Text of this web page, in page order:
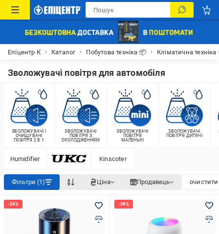
Епіцентр К Каталог Побутова техніка 📦 Кліматична
Зволожувачі повітря для автомобіля
ЗВОЛОЖУВАЧІ І
ОЧИЩУВАЧІ
ПОВІТРЯ 2 В 1
ЗВОЛОЖУВАЧІ
ПОВІТРЯ З
ОХОЛОДЖЕННЯМ
ЗВОЛОЖУВАЧІ
ПОВІТРЯ
МАЛЕНЬКІ
ЗВОЛОЖУВАЧІ
ПОВІТРЯ ДИТЯЧІ
Humidifier Kinscoter
Фільтри (1) Ціна Продавець очистити